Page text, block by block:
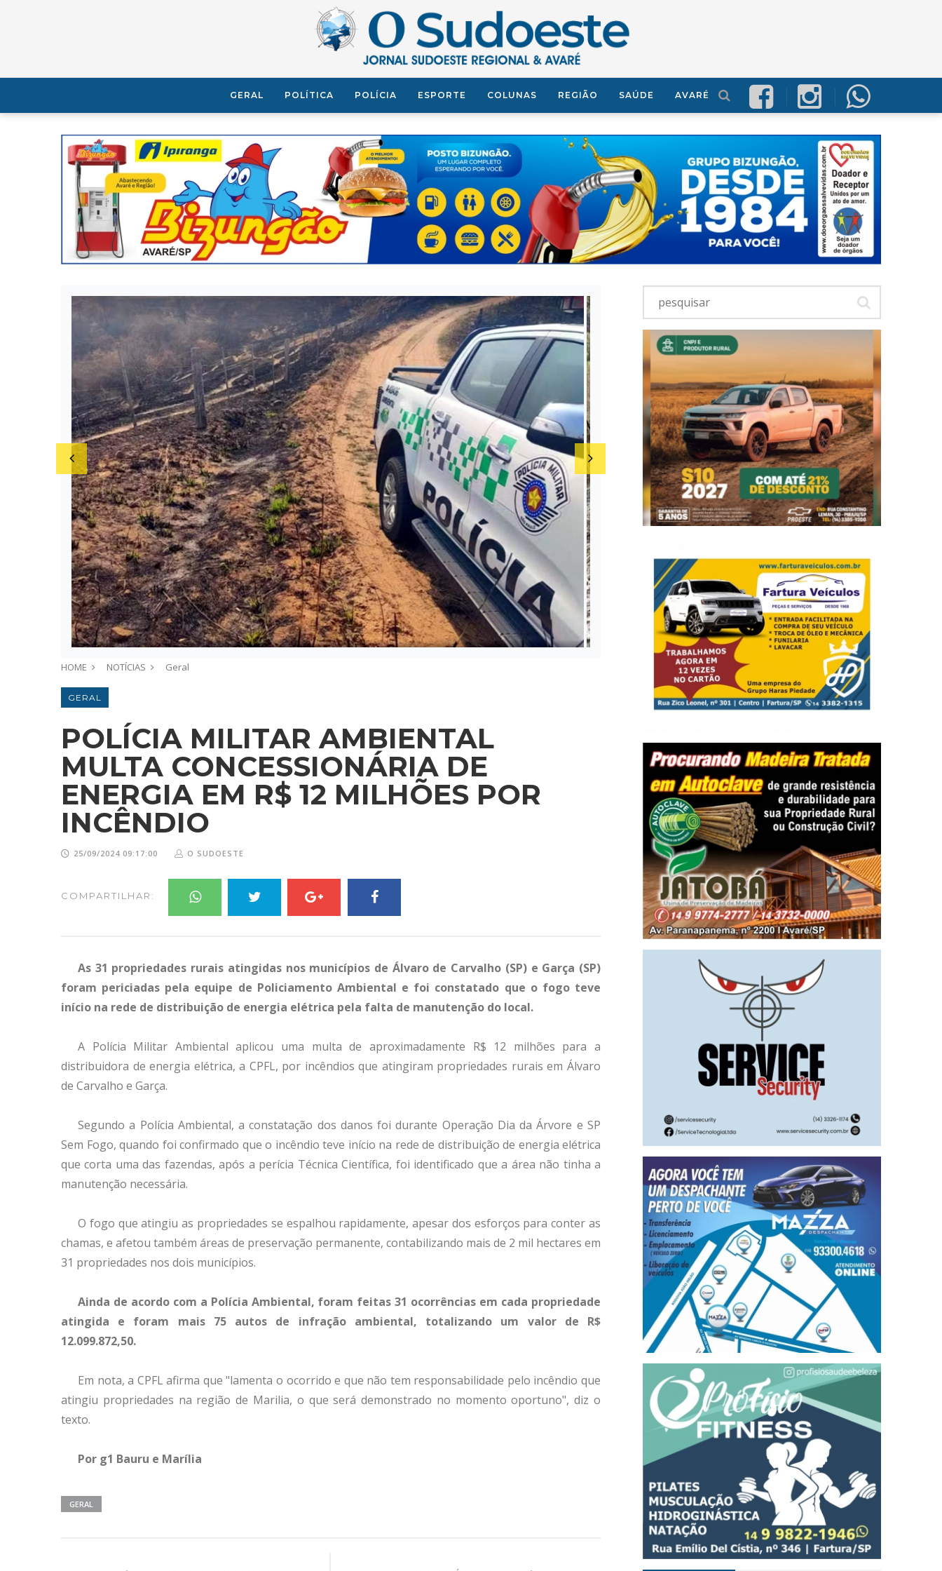
GERAL POLÍTICA POLÍCIA ESPORTE COLUNAS REGIÃO SAÚDE AVARÉ
HOME NOTÍCIAS Geral
GERAL
POLÍCIA MILITAR AMBIENTAL
MULTA CONCESSIONÁRIA DE
ENERGIA EM R$ 12 MILHÕES POR
INCÊNDIO
25/09/2024 09:17:00 O SUDOESTE
COMPARTILHAR:
As 31 propriedades rurais atingidas nos municípios de Álvaro de Carvalho (SP) e Garça (SP)
foram periciadas pela equipe de Policiamento Ambiental e foi constatado que o fogo teve
início na rede de distribuição de energia elétrica pela falta de manutenção do local.
A Polícia Militar Ambiental aplicou uma multa de aproximadamente R$ 12 milhões para a
distribuidora de energia elétrica, a CPFL, por incêndios que atingiram propriedades rurais em Álvaro
de Carvalho e Garça.
Segundo a Polícia Ambiental, a constatação dos danos foi durante Operação Dia da Árvore e SP
Sem Fogo, quando foi confirmado que o incêndio teve início na rede de distribuição de energia elétrica
que corta uma das fazendas, após a perícia Técnica Científica, foi identificado que a área não tinha a
manutenção necessária.
O fogo que atingiu as propriedades se espalhou rapidamente, apesar dos esforços para conter as
chamas, e afetou também áreas de preservação permanente, contabilizando mais de 2 mil hectares em
31 propriedades nos dois municípios.
Ainda de acordo com a Polícia Ambiental, foram feitas 31 ocorrências em cada propriedade
atingida e foram mais 75 autos de infração ambiental, totalizando um valor de R$
12.099.872,50.
Em nota, a CPFL afirma que "lamenta o ocorrido e que não tem responsabilidade pelo incêndio que
atingiu propriedades na região de Marilia, o que será demonstrado no momento oportuno", diz o
texto.
Por g1 Bauru e Marília
GERAL